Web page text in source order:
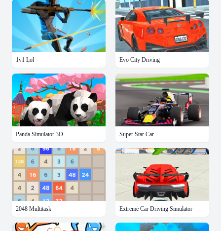
1v1 Lol Evo City Driving
Panda Simulator 3D Super Star Car
2048 Multitask Extreme Car Driving Simulator